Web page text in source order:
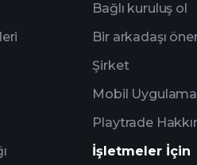
Bağlı kuruluş ol
Bir arkadaşı
Şirket
Mobil Uygulama
Playtrade
İşletmeler İçin